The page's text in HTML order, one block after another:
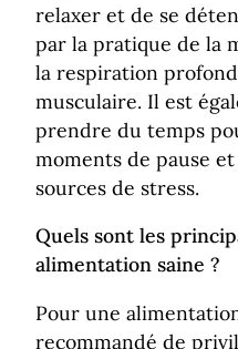
relaxer et de se
par la pratique de la
la respiration
musculaire. Il est
prendre du temps
moments de pause
sources de stress.
Quels sont les
alimentation saine ?
Pour une
recommandé de